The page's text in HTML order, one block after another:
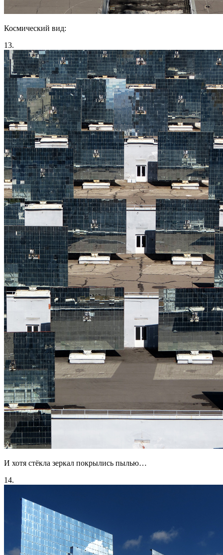
Космический вид:
13.
И хотя стёкла зеркал покрылись пылью…
14.